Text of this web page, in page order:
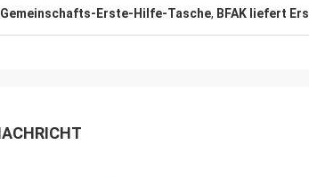
Gemeinschafts-Erste-Hilfe-Tasche, BFAK liefert